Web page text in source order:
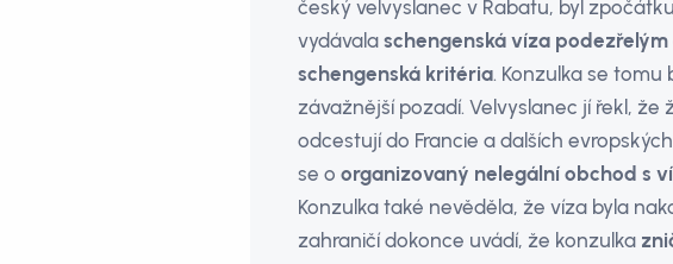
český velvyslanec v Rabatu, byl
vydávala schengenská víza podezřelým
schengenská kritéria. Konzulka se tomu
závažnější pozadí. Velvyslanec jí řekl,
odcestují do Francie a dalších
se o organizovaný nelegální obchod s
Konzulka také nevěděla, že víza byla
zahraničí dokonce uvádí, že konzulka